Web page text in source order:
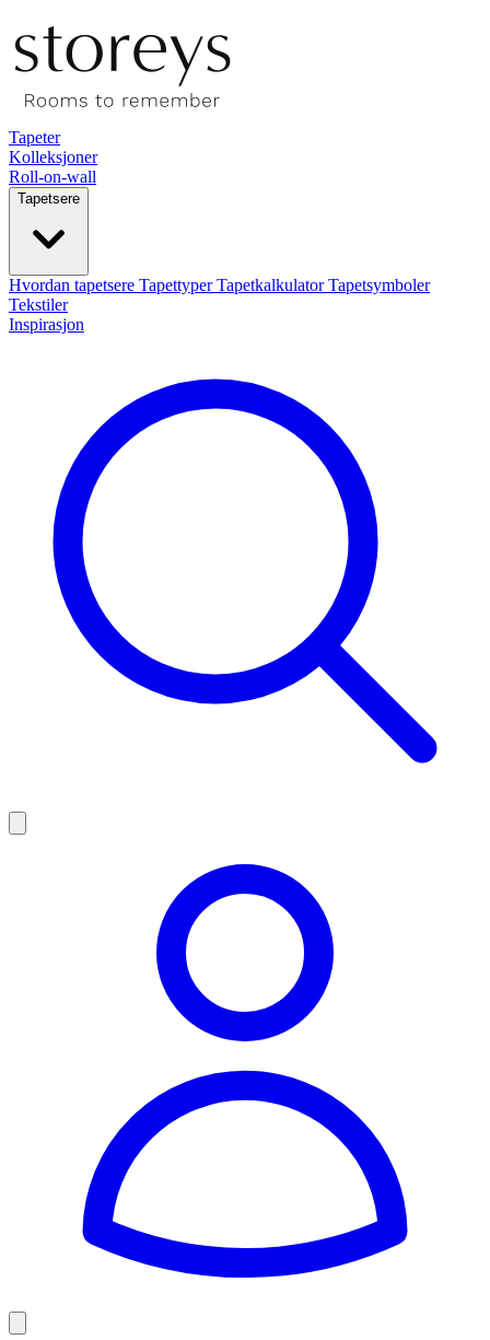
Tapeter
Kolleksjoner
Roll-on-wall
Tapetsere
Hvordan tapetsere TapettyperTapetkalkulatorTapetsymboler
Tekstiler
Inspirasjon